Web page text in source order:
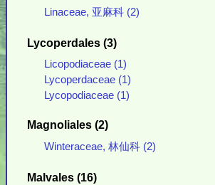
Linaceae, 亚麻科 (2)
Lycoperdales (3)
Licopodiaceae (1)
Lycoperdaceae (1)
Lycopodiaceae (1)
Magnoliales (2)
Winteraceae, 林仙科 (2)
Malvales (16)